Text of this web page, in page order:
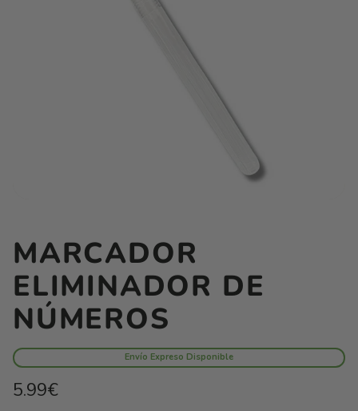
MARCADOR
ELIMINADOR DE
NÚMEROS
Envío Expreso Disponible
Preço
5.99€